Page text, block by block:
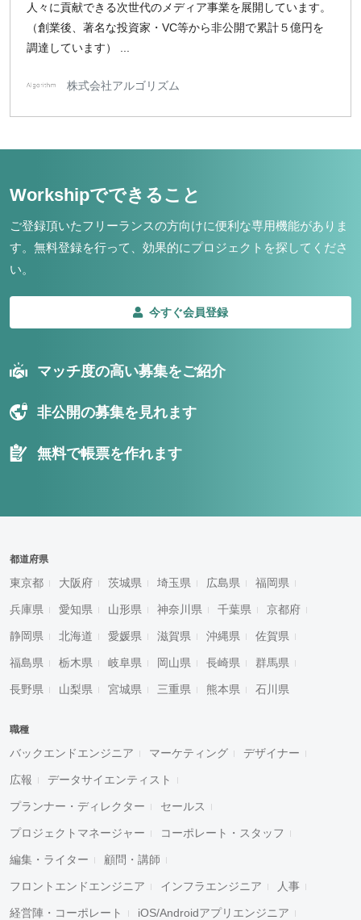
人々に貢献できる次世代のメディア事業を展開しています。
（創業後、著名な投資家・VC等から非公開で累計５億円を
調達しています） ...
株式会社アルゴリズム
Workshipでできること
ご登録頂いたフリーランスの方向けに便利な専用機能がありま
す。 無料登録を行って、効果的にプロジェクトを探してくださ
い。
今すぐ会員登録
マッチ度の高い募集をご紹介
非公開の募集を見れます
無料で帳票を作れます
都道府県
東京都 大阪府 茨城県 埼玉県 広島県 福岡県
兵庫県 愛知県 山形県 神奈川県 千葉県 京都府
静岡県 北海道 愛媛県 滋賀県 沖縄県 佐賀県
福島県 栃木県 岐阜県 岡山県 長崎県 群馬県
長野県 山梨県 宮城県 三重県 熊本県 石川県
職種
バックエンドエンジニア マーケティング デザイナー
広報 データサイエンティスト
プランナー・ディレクター セールス
プロジェクトマネージャー コーポレート・スタッフ
編集・ライター 顧問・講師
フロントエンドエンジニア インフラエンジニア 人事
経営陣・コーポレート iOS/Androidアプリエンジニア